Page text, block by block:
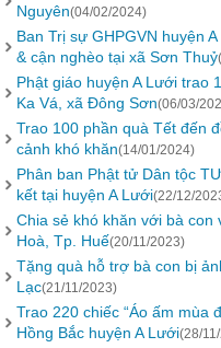
Nguyên(04/02/2024)
Ban Trị sự GHPGVN huyện
& cận nghèo tại xã Sơn Thuỷ
Phật giáo huyện A Lưới trao
Ka Vá, xã Đông Sơn(06/03/
Trao 100 phần quà Tết đến
cảnh khó khăn(14/01/2024)
Phân ban Phật tử Dân tộc
kết tại huyện A Lưới(22/12/
Chia sẻ khó khăn với bà
Hoà, Tp. Huế(20/11/2023)
Tặng quà hỗ trợ bà con bị
Lạc(21/11/2023)
Trao 220 chiếc “Áo ấm mùa
Hồng Bắc huyện A Lưới(28/